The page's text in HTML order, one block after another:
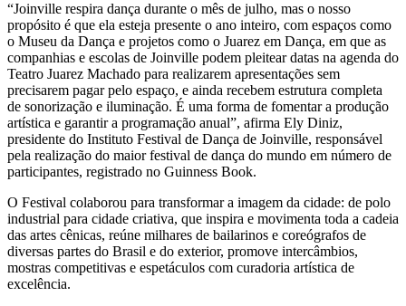
“Joinville respira dança durante o mês de julho, mas o nosso
propósito é que ela esteja presente o ano inteiro, com espaços como
o Museu da Dança e projetos como o Juarez em Dança, em que as
companhias e escolas de Joinville podem pleitear datas na agenda do
Teatro Juarez Machado para realizarem apresentações sem
precisarem pagar pelo espaço, e ainda recebem estrutura completa
de sonorização e iluminação. É uma forma de fomentar a produção
artística e garantir a programação anual”, afirma Ely Diniz,
presidente do Instituto Festival de Dança de Joinville, responsável
pela realização do maior festival de dança do mundo em número de
participantes, registrado no Guinness Book.
O Festival colaborou para transformar a imagem da cidade: de polo
industrial para cidade criativa, que inspira e movimenta toda a cadeia
das artes cênicas, reúne milhares de bailarinos e coreógrafos de
diversas partes do Brasil e do exterior, promove intercâmbios,
mostras competitivas e espetáculos com curadoria artística de
excelência.